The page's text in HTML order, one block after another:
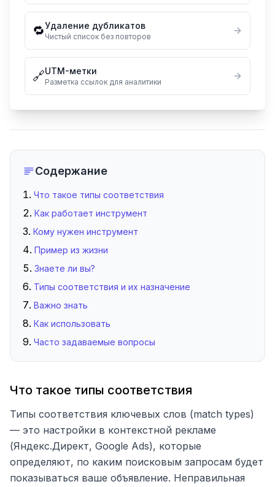
🔁Удаление дубликатов
Чистый список без повторов
🔗UTM-метки
Разметка ссылок для аналитики
Содержание
Что такое типы соответствия
Как работает инструмент
Кому нужен инструмент
Пример из жизни
Знаете ли вы?
Типы соответствия и их назначение
Важно знать
Как использовать
Часто задаваемые вопросы
Что такое типы соответствия
Типы соответствия ключевых слов (match types)
— это настройки в контекстной рекламе
(Яндекс.Директ, Google Ads), которые
определяют, по каким поисковым запросам будет
показываться ваше объявление. Неправильная